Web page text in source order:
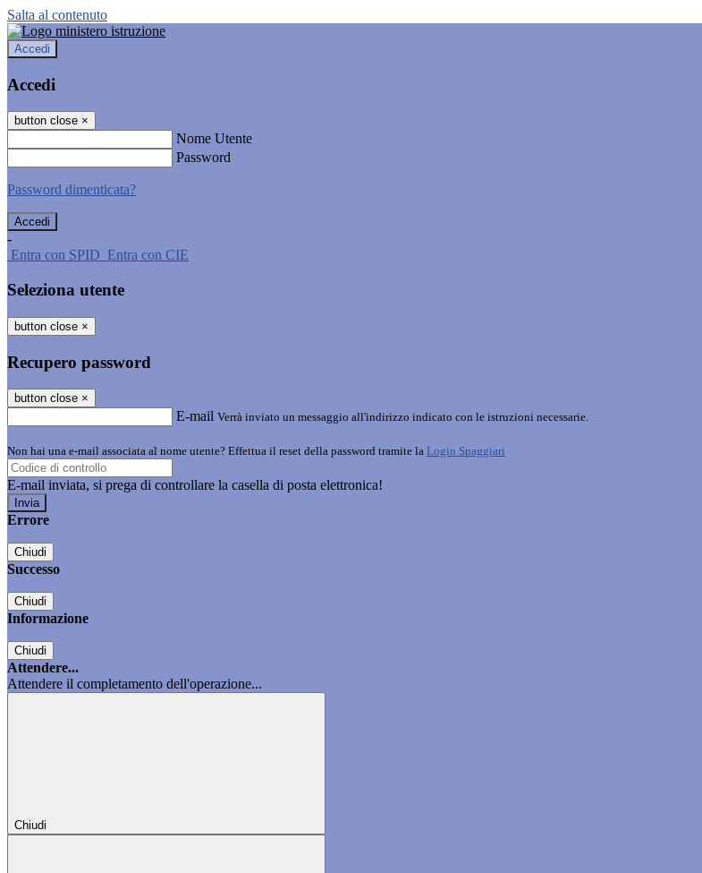
Salta al contenuto
Accedi
Accedi
button close ×
Nome Utente
Password
Password dimenticata?
-
Entra con SPID Entra con CIE
Seleziona utente
button close ×
Recupero password
button close ×
E-mail Verrà inviato un messaggio all'indirizzo indicato con le istruzioni necessarie.
Non hai una e-mail associata al nome utente? Effettua il reset della password tramite la Login Spaggiari
E-mail inviata, si prega di controllare la casella di posta elettronica!
Errore
Chiudi
Successo
Chiudi
Informazione
Chiudi
Attendere...
Attendere il completamento dell'operazione...
Chiudi